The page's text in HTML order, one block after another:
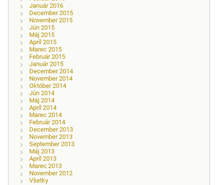
Január 2016
December 2015
November 2015
Jún 2015
Máj 2015
Apríl 2015
Marec 2015
Február 2015
Január 2015
December 2014
November 2014
Október 2014
Jún 2014
Máj 2014
Apríl 2014
Marec 2014
Február 2014
December 2013
November 2013
September 2013
Máj 2013
Apríl 2013
Marec 2013
November 2012
Všetky